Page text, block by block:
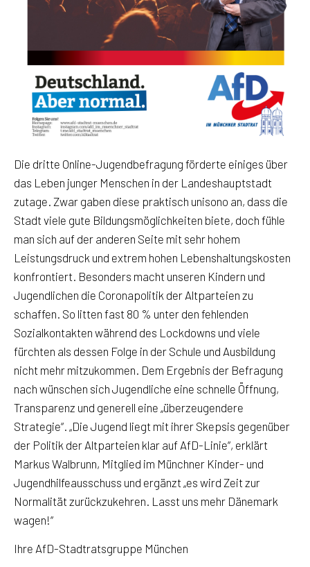
Die dritte Online-Jugendbefragung förderte einiges über
das Leben junger Menschen in der Landeshauptstadt
zutage. Zwar gaben diese praktisch unisono an, dass die
Stadt viele gute Bildungsmöglichkeiten biete, doch fühle
man sich auf der anderen Seite mit sehr hohem
Leistungsdruck und extrem hohen Lebenshaltungskosten
konfrontiert. Besonders macht unseren Kindern und
Jugendlichen die Coronapolitik der Altparteien zu
schaffen. So litten fast 80 % unter den fehlenden
Sozialkontakten während des Lockdowns und viele
fürchten als dessen Folge in der Schule und Ausbildung
nicht mehr mitzukommen. Dem Ergebnis der Befragung
nach wünschen sich Jugendliche eine schnelle Öffnung,
Transparenz und generell eine „überzeugendere
Strategie“. „Die Jugend liegt mit ihrer Skepsis gegenüber
der Politik der Altparteien klar auf AfD-Linie“, erklärt
Markus Walbrunn, Mitglied im Münchner Kinder- und
Jugendhilfeausschuss und ergänzt „es wird Zeit zur
Normalität zurückzukehren. Lasst uns mehr Dänemark
wagen!“
Ihre AfD-Stadtratsgruppe München